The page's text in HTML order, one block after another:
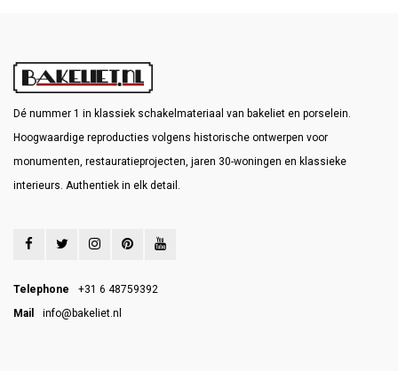
Dé nummer 1 in klassiek schakelmateriaal van bakeliet en porselein.
Hoogwaardige reproducties volgens historische ontwerpen voor
monumenten, restauratieprojecten, jaren 30-woningen en klassieke
interieurs. Authentiek in elk detail.
Telephone
+31 6 48759392
Mail
info@bakeliet.nl